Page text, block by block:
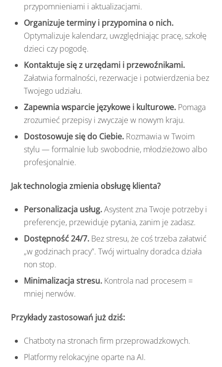
przypomnieniami i aktualizacjami.
Organizuje terminy i przypomina o nich.
Optymalizuje kalendarz, uwzględniając pracę, szkołę
dzieci czy pogodę.
Kontaktuje się z urzędami i przewoźnikami.
Załatwia formalności, rezerwacje i potwierdzenia bez
Twojego udziału.
Zapewnia wsparcie językowe i kulturowe. Pomaga
zrozumieć przepisy i zwyczaje w nowym kraju.
Dostosowuje się do Ciebie. Rozmawia w Twoim
stylu — formalnie lub swobodnie, młodzieżowo albo
profesjonalnie.
Jak technologia zmienia obsługę klienta?
Personalizacja usług.Asystent zna Twoje potrzeby i
preferencje, przewiduje pytania, zanim je zadasz.
Dostępność 24/7. Bez stresu, że coś trzeba załatwić
„w godzinach pracy”. Twój wirtualny doradca działa
non stop.
Minimalizacja stresu. Kontrola nad procesem =
mniej nerwów.
Przykłady zastosowań już dziś:
Chatboty na stronach firm przeprowadzkowych.
Platformy relokacyjne oparte na AI.